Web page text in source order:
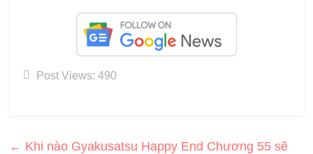
Post Views: 490
← Khi nào Gyakusatsu Happy End Chương 55 sẽ